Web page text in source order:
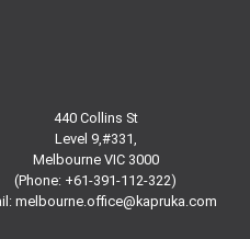
440 Collins St
Level 9,#331,
Melbourne VIC 3000
(Phone: +61-391-112-322)
melbourne.office@kapruka.com